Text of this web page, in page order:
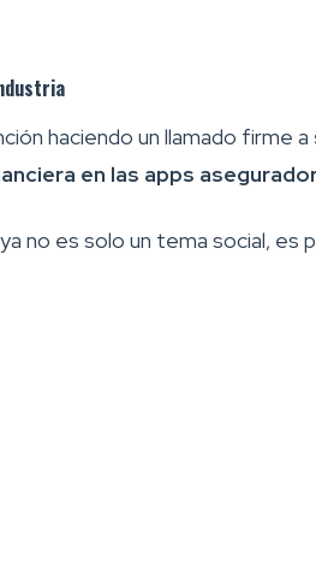
haciendo un llamado firme a
en las apps
no es solo un tema social,